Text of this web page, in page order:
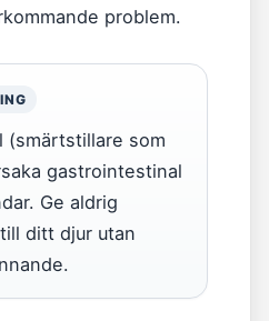
problem.
(smärtstillare som
gastrointestinal
Ge aldrig
ditt djur utan